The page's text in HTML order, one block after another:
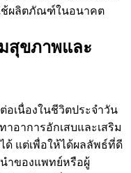
ช้ผลิตภัณฑ์ในอนาคต
สุขภาพและ
อเนื่องในชีวิตประจำวัน
าอาการอักเสบและเสริม
ด้ แต่เพื่อให้ได้ผลลัพธ์ที่ดี
ำของแพทย์หรือผู้